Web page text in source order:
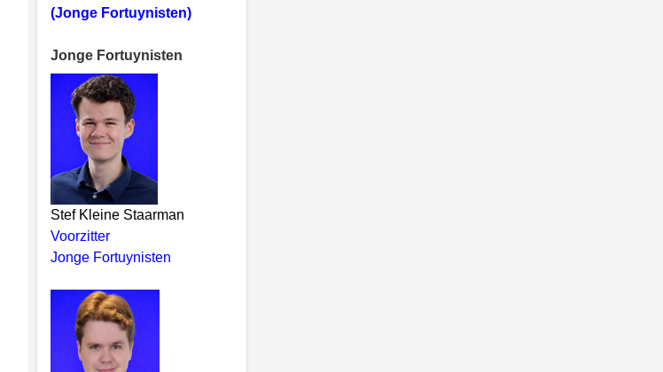
(Jonge Fortuynisten)
Jonge Fortuynisten
Stef Kleine Staarman
Voorzitter
Jonge Fortuynisten